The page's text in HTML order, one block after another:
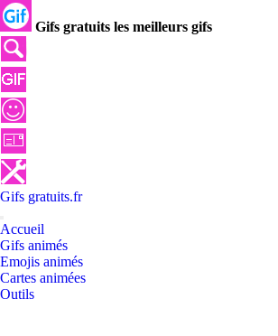
Gifs gratuits les meilleurs gifs
Gifs gratuits.fr
Accueil
Gifs animés
Emojis animés
Cartes animées
Outils